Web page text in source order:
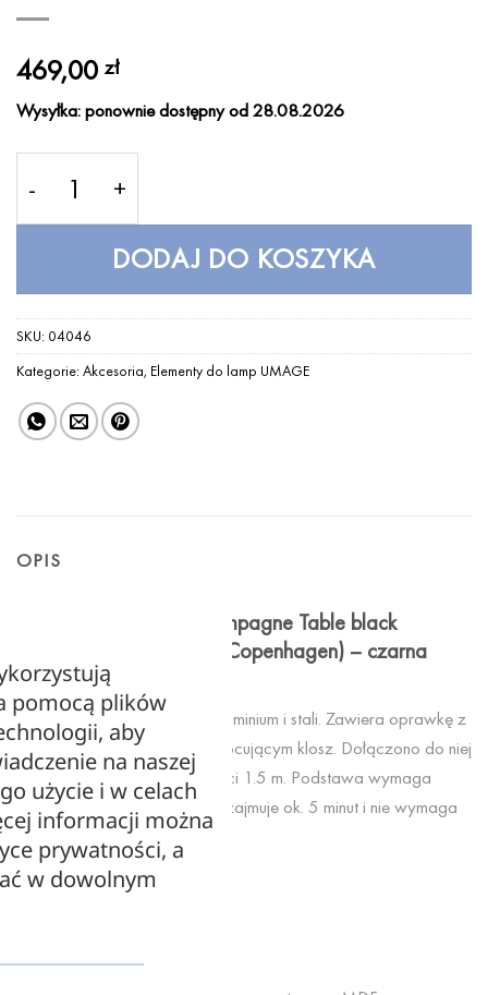
469,00zł
Wysyłka: ponownie dostępny od 28.08.2026
DODAJ DO KOSZYKA
SKU: 04046
Kategorie: Akcesoria, Elementy do lamp UMAGE
OPIS
Podstawa do lamp Champagne Table black
UMAGE (dawniej VITA Copenhagen) – czarna
/Kolor: Czarny/
Podstawa wykonana jest z aluminium i stali. Zawiera oprawkę z
gwintem E27 i pierścieniem mocującym klosz. Dołączono do niej
przewód z wtyczką o długości 1.5 m. Podstawa wymaga
sadzodzielnego złożenia, co zajmuje ok. 5 minut i nie wymaga
żadnych narzędzi.
Projekt:Anders Klem
pomocą plików
aby
na naszej
użycie i w celach
informacji można
prywatności, a
w dowolnym